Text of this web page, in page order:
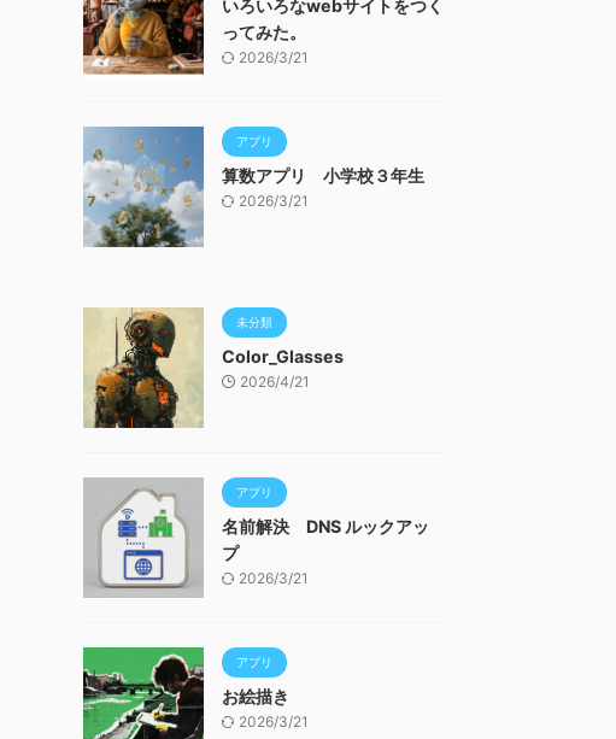
いろいろなwebサイトをつく
ってみた。
2026/3/21
アプリ
算数アプリ 小学校３年生
2026/3/21
未分類
Color_Glasses
2026/4/21
アプリ
名前解決 DNS ルックアッ
プ
2026/3/21
アプリ
お絵描き
2026/3/21